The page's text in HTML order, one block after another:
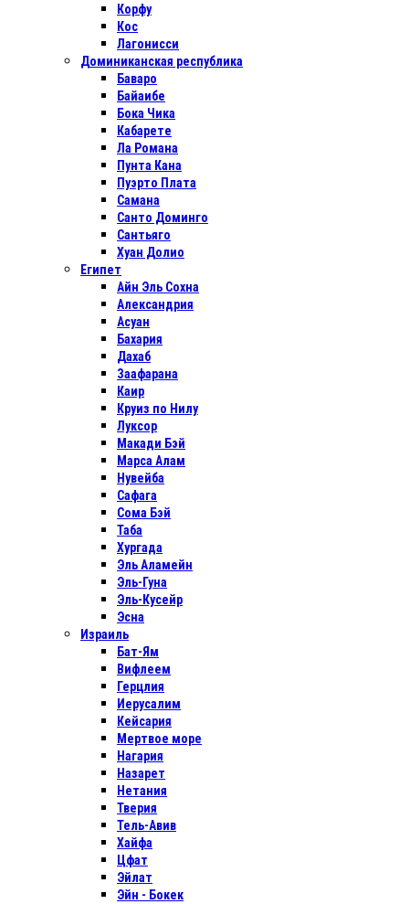
Корфу
Кос
Лагонисси
Доминиканская республика
Баваро
Байаибе
Бока Чика
Кабарете
Ла Романа
Пунта Кана
Пуэрто Плата
Самана
Санто Доминго
Сантьяго
Хуан Долио
Египет
Айн Эль Сохна
Александрия
Асуан
Бахария
Дахаб
Заафарана
Каир
Круиз по Нилу
Луксор
Макади Бэй
Марса Алам
Нувейба
Сафага
Сома Бэй
Таба
Хургада
Эль Аламейн
Эль-Гуна
Эль-Кусейр
Эсна
Израиль
Бат-Ям
Вифлеем
Герцлия
Иерусалим
Кейсария
Мертвое море
Нагария
Назарет
Нетания
Тверия
Тель-Авив
Хайфа
Цфат
Эйлат
Эйн - Бокек